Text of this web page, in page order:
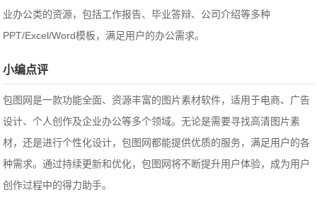
业办公类的资源，包括工作报告、毕业答辩、公司介绍等多种
PPT/Excel/Word模板，满足用户的办公需求。
小编点评
包图网是一款功能全面、资源丰富的图片素材软件，适用于电商、广告
设计、个人创作及企业办公等多个领域。无论是需要寻找高清图片素
材，还是进行个性化设计，包图网都能提供优质的服务，满足用户的各
种需求。通过持续更新和优化，包图网将不断提升用户体验，成为用户
创作过程中的得力助手。